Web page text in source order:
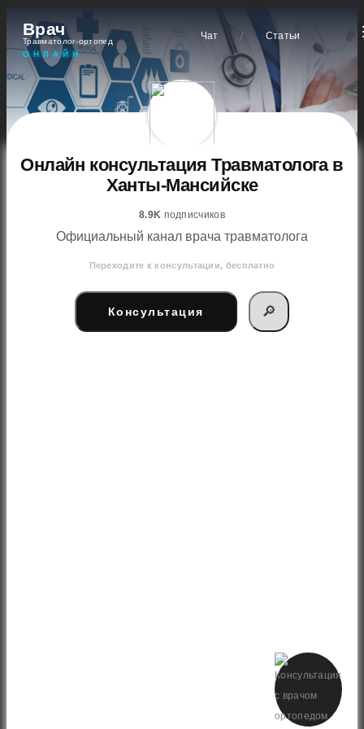
Врач
Травматолог-ортопед
ОНЛАЙН
Чат / Статьи
Онлайн консультация Травматолога в
Ханты-Мансийске
8.9K подписчиков
Официальный канал врача травматолога
Переходите к консультации, бесплатно
Консультация 🔎